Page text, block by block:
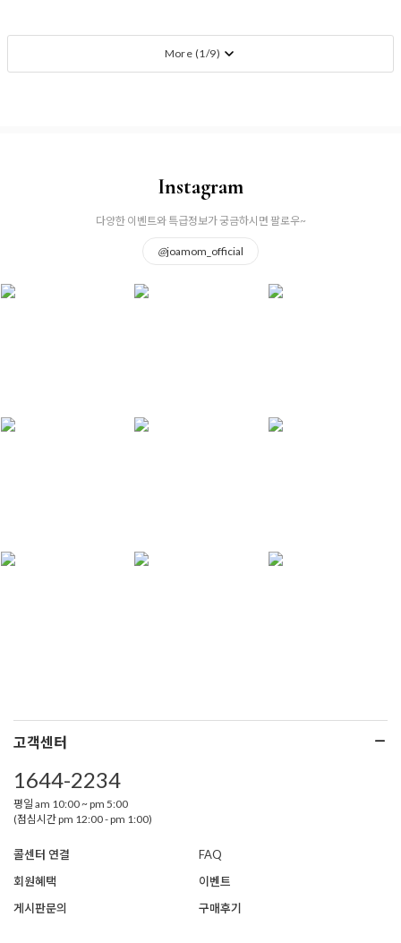
More (1/9)
Instagram
다양한 이벤트와 특급정보가 궁금하시면 팔로우~
@joamom_official
고객센터
1644-2234
평일 am 10:00 ~ pm 5:00
(점심시간 pm 12:00 - pm 1:00)
콜센터 연결
FAQ
회원혜택
이벤트
게시판문의
구매후기